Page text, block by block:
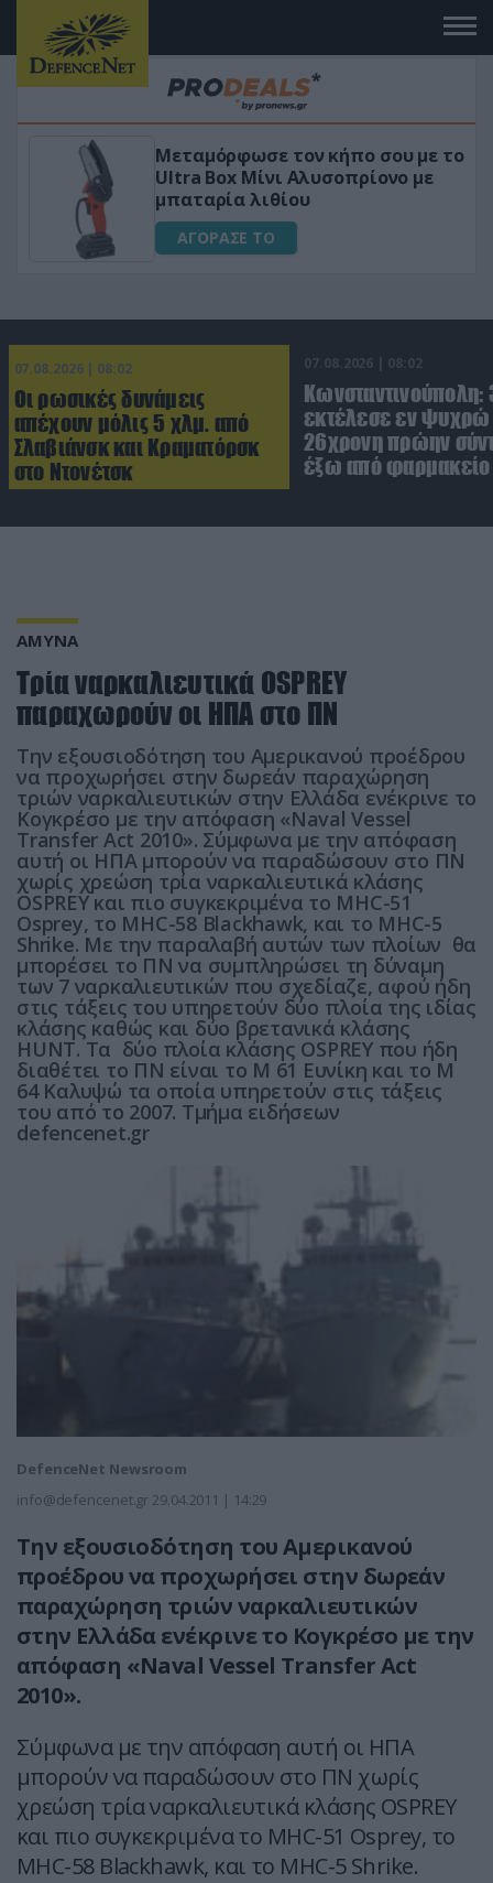
Μεταμόρφωσε τον κήπο σου με το
Ultra Box Μίνι Αλυσοπρίονο με
μπαταρία λιθίου
ΑΓΟΡΑΣΕ ΤΟ
07.08.2026 | 08:02
Οι ρωσικές δυνάμεις
απέχουν μόλις 5 χλμ. από
Σλαβιάνσκ και Κραματόρσκ
στο Ντονέτσκ
07.08.2026 | 08:02
Κωνσταντινούπολη:
εκτέλεσε εν ψυχρώ
26χρονη πρώην
έξω από φαρμακείο
ΑΜΥΝΑ
Τρία ναρκαλιευτικά OSPREY
παραχωρούν οι ΗΠΑ στο ΠΝ
Την εξουσιοδότηση του Αμερικανού προέδρου
να προχωρήσει στην δωρεάν παραχώρηση
τριών ναρκαλιευτικών στην Ελλάδα ενέκρινε το
Κογκρέσο με την απόφαση «Naval Vessel
Transfer Act 2010». Σύμφωνα με την απόφαση
αυτή οι ΗΠΑ μπορούν να παραδώσουν στο ΠΝ
χωρίς χρεώση τρία ναρκαλιευτικά κλάσης
OSPREY και πιο συγκεκριμένα το MHC-51
Osprey, το MHC-58 Blackhawk, και το MHC-5
Shrike. Με την παραλαβή αυτών των πλοίων θα
μπορέσει το ΠΝ να συμπληρώσει τη δύναμη
των 7 ναρκαλιευτικών που σχεδίαζε, αφού ήδη
στις τάξεις του υπηρετούν δύο πλοία της ιδίας
κλάσης καθώς και δύο βρετανικά κλάσης
HUNT. Τα δύο πλοία κλάσης OSPREY που ήδη
διαθέτει το ΠΝ είναι το Μ 61 Ευνίκη και το Μ
64 Καλυψώ τα οποία υπηρετούν στις τάξεις
του από το 2007. Τμήμα ειδήσεων
defencenet.gr
DefenceNet Newsroom
info@defencenet.gr 29.04.2011 | 14:29
Την εξουσιοδότηση του Αμερικανού
προέδρου να προχωρήσει στην δωρεάν
παραχώρηση τριών ναρκαλιευτικών
στην Ελλάδα ενέκρινε το Κογκρέσο με την
απόφαση «Naval Vessel Transfer Act
2010».
Σύμφωνα με την απόφαση αυτή οι ΗΠΑ
μπορούν να παραδώσουν στο ΠΝ χωρίς
χρεώση τρία ναρκαλιευτικά κλάσης OSPREY
και πιο συγκεκριμένα το MHC-51 Osprey, το
MHC-58 Blackhawk, και το MHC-5 Shrike.